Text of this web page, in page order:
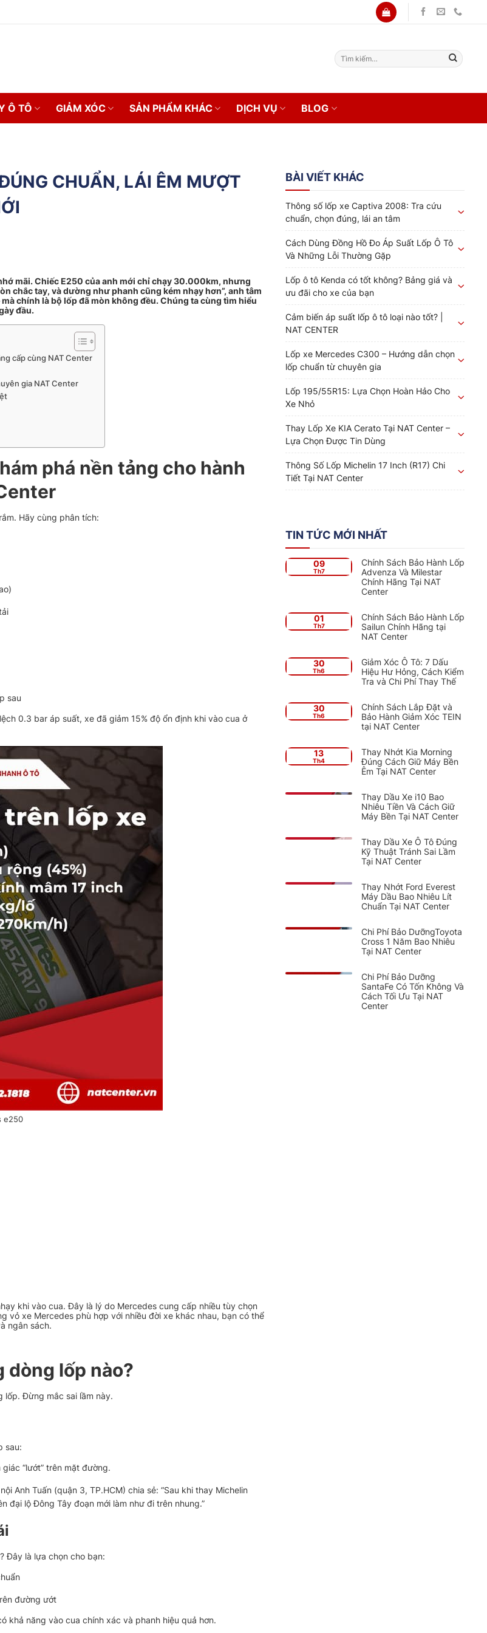
Tìm
kiếm:
Ô TÔ GIẢM XÓC SẢN PHẨM KHÁC DỊCH VỤ BLOG
CHUẨN, LÁI ÊM MƯỢT
mãi. Chiếc E250 của anh mới chỉ chạy 30.000km, nhưng
chắc tay, và dường như phanh cũng kém nhạy hơn”, anh tâm
chính là bộ lốp đã mòn không đều. Chúng ta cùng tìm hiểu
đầu.
cấp cùng NAT Center
gia NAT Center
phá nền tảng cho hành
Hãy cùng phân tích:
sau
0.3 bar áp suất, xe đã giảm 15% độ ổn định khi vào cua ở
e250
khi vào cua. Đây là lý do Mercedes cung cấp nhiều tùy chọn
vỏ xe Mercedes phù hợp với nhiều đời xe khác nhau, bạn có thể
ngân sách.
dòng lốp nào?
lốp. Đừng mắc sai lầm này.
sau:
“lướt” trên mặt đường.
Anh Tuấn (quận 3, TP.HCM) chia sẻ: “Sau khi thay Michelin
đại lộ Đông Tây đoạn mới làm như đi trên nhung.”
Đây là lựa chọn cho bạn:
đường ướt
khả năng vào cua chính xác và phanh hiệu quả hơn.
BÀI VIẾT KHÁC
Thông số lốp xe Captiva 2008: Tra cứu
chuẩn, chọn đúng, lái an tâm
Cách Dùng Đồng Hồ Đo Áp Suất Lốp Ô Tô
Và Những Lỗi Thường Gặp
Lốp ô tô Kenda có tốt không? Bảng giá và
ưu đãi cho xe của bạn
Cảm biến áp suất lốp ô tô loại nào tốt? |
NAT CENTER
Lốp xe Mercedes C300 – Hướng dẫn chọn
lốp chuẩn từ chuyên gia
Lốp 195/55R15: Lựa Chọn Hoàn Hảo Cho
Xe Nhỏ
Thay Lốp Xe KIA Cerato Tại NAT Center –
Lựa Chọn Được Tin Dùng
Thông Số Lốp Michelin 17 Inch (R17) Chi
Tiết Tại NAT Center
TIN TỨC MỚI NHẤT
09
Th7
Chính Sách Bảo Hành Lốp
Advenza Và Milestar
Chính Hãng Tại NAT
Center
01
Th7
Chính Sách Bảo Hành Lốp
Sailun Chính Hãng tại
NAT Center
30
Th6
Giảm Xóc Ô Tô: 7 Dấu
Hiệu Hư Hỏng, Cách Kiểm
Tra và Chi Phí Thay Thế
30
Th6
Chính Sách Lắp Đặt và
Bảo Hành Giảm Xóc TEIN
tại NAT Center
13
Th4
Thay Nhớt Kia Morning
Đúng Cách Giữ Máy Bền
Êm Tại NAT Center
Thay Dầu Xe i10 Bao
Nhiêu Tiền Và Cách Giữ
Máy Bền Tại NAT Center
Thay Dầu Xe Ô Tô Đúng
Kỹ Thuật Tránh Sai Lầm
Tại NAT Center
Thay Nhớt Ford Everest
Máy Dầu Bao Nhiêu Lít
Chuẩn Tại NAT Center
Chi Phí Bảo DưỡngToyota
Cross 1 Năm Bao Nhiêu
Tại NAT Center
Chi Phí Bảo Dưỡng
SantaFe Có Tốn Không Và
Cách Tối Ưu Tại NAT
Center